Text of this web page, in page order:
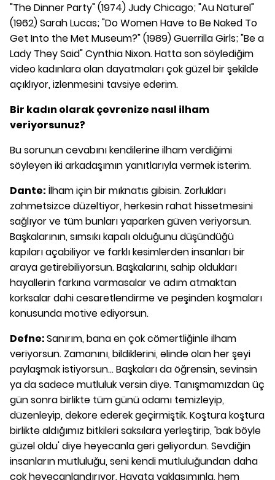
"The Dinner Party" (1974) Judy Chicago; "Au Naturel"
(1962) Sarah Lucas; "Do Women Have to Be Naked To
Get Into the Met Museum?" (1989) Guerrilla Girls; "Be a
Lady They Said" Cynthia Nixon. Hatta son söylediğim
video kadınlara olan dayatmaları çok güzel bir şekilde
açıklıyor, izlenmesini tavsiye ederim.
Bir kadın olarak çevrenize nasıl ilham
veriyorsunuz?
Bu sorunun cevabını kendilerine ilham verdiğimi
söyleyen iki arkadaşımın yanıtlarıyla vermek isterim.
Dante: İlham için bir mıknatıs gibisin. Zorlukları
zahmetsizce düzeltiyor, herkesin rahat hissetmesini
sağlıyor ve tüm bunları yaparken güven veriyorsun.
Başkalarının, sımsıkı kapalı olduğunu düşündüğü
kapıları açabiliyor ve farklı kesimlerden insanları bir
araya getirebiliyorsun. Başkalarını, sahip oldukları
hayallerin farkına varmasalar ve adım atmaktan
korksalar dahi cesaretlendirme ve peşinden koşmaları
konusunda motive ediyorsun.
Defne:Sanırım, bana en çok cömertliğinle ilham
veriyorsun. Zamanını, bildiklerini, elinde olan her şeyi
paylaşmak istiyorsun... Başkaları da öğrensin, sevinsin
ya da sadece mutluluk versin diye. Tanışmamızdan üç
gün sonra birlikte tüm günü odamı temizleyip,
düzenleyip, dekore ederek geçirmiştik. Koştura koştura
birlikte aldığımız bitkileri saksılara yerleştirip, 'bak böyle
güzel oldu' diye heyecanla geri geliyordun. Sevdiğin
insanların mutluluğu, seni kendi mutluluğundan daha
çok heyecanlandırıyor. Hayata yaklaşımınla, hem